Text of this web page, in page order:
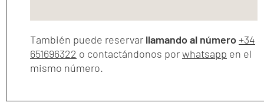
También puede reservar llamando al número+34
651696322 o contactándonos porwhatsapp en el
mismo número.